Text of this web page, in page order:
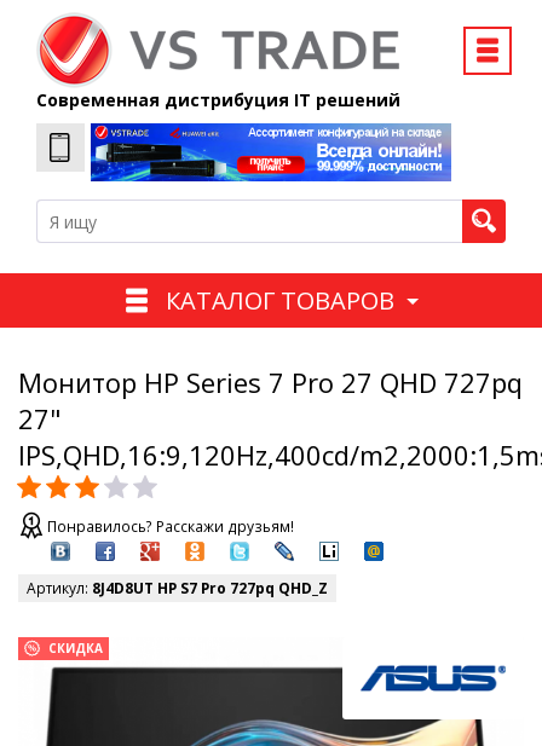
Современная дистрибуция IT решений
КАТАЛОГ ТОВАРОВ
Монитор HP Series 7 Pro 27 QHD 727pq
27"
IPS,QHD,16:9,120Hz,400cd/
Понравилось? Расскажи друзьям!
Артикул: 8J4D8UT HP S7 Pro 727pq QHD_Z
СКИДКА